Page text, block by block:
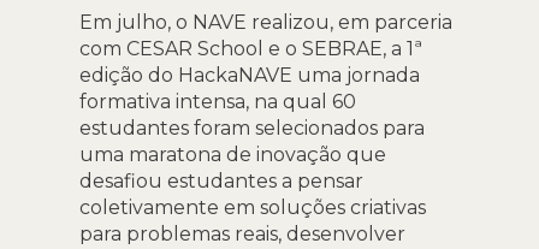
Em julho, o NAVE realizou, em parceria
com CESAR School e o SEBRAE, a 1ª
edição do HackaNAVE uma jornada
formativa intensa, na qual 60
estudantes foram selecionados para
uma maratona de inovação que
desafiou estudantes a pensar
coletivamente em soluções criativas
para problemas reais, desenvolver